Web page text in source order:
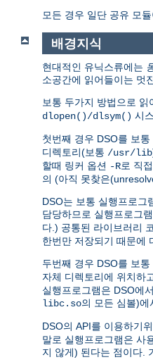
모든 경우 일단 공유 모
배경지식
현대적인 유닉스류에는
소공간에 읽어들이는 멋
보통 두가지 방법으로 읽
dlopen()/dlsym() 시
첫번째 경우 DSO를 보통
디렉토리(보통 /usr/lib
할때 링커 옵션 -R로 직
의 (아직 못찾은
DSO는 보통 실행프로그
담당하므로 실행프로그
다.) 공통된 라이브러리
한번만 저장되기 때문에
두번째 경우 DSO를 보통
자체 디렉토리에 위치하
실행프로그램은 DSO에
libc.so의 모든 심볼)
DSO의 API를 이용하기
말로 실행프로그램은 사
지 않게) 된다는 점이다.